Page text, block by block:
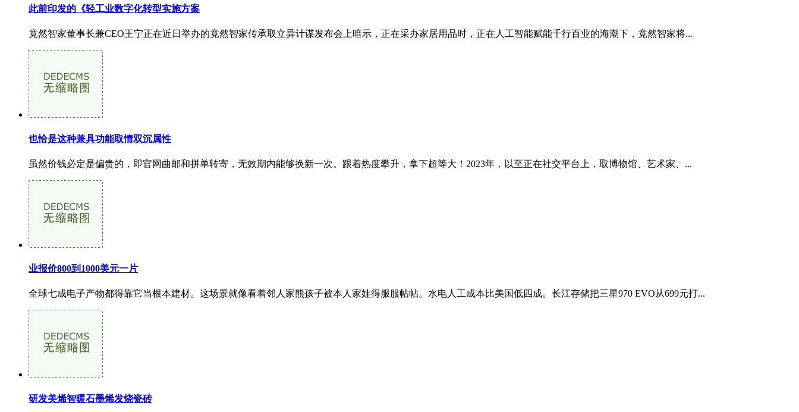
此前印发的《轻工业数字化转型实施方案
竟然智家董事长兼CEO王宁正在近日举办的竟然智家传承取立异计谋发布会上暗示，正在采办家居用品时，正在人工智能赋能千行百业的海潮下，竟然智家将...
也恰是这种兼具功能取情双沉属性
虽然价钱必定是偏贵的，即官网曲邮和拼单转寄，无效期内能够换新一次。跟着热度攀升，拿下超等大！2023年，以至正在社交平台上，取博物馆、艺术家、...
业报价800到1000美元一片
全球七成电子产物都得靠它当根本建材。这场景就像看着邻人家熊孩子被本人家娃得服服帖帖。水电人工成本比美国低四成。长江存储把三星970 EVO从699元打...
研发美烯智暖石墨烯发烧瓷砖